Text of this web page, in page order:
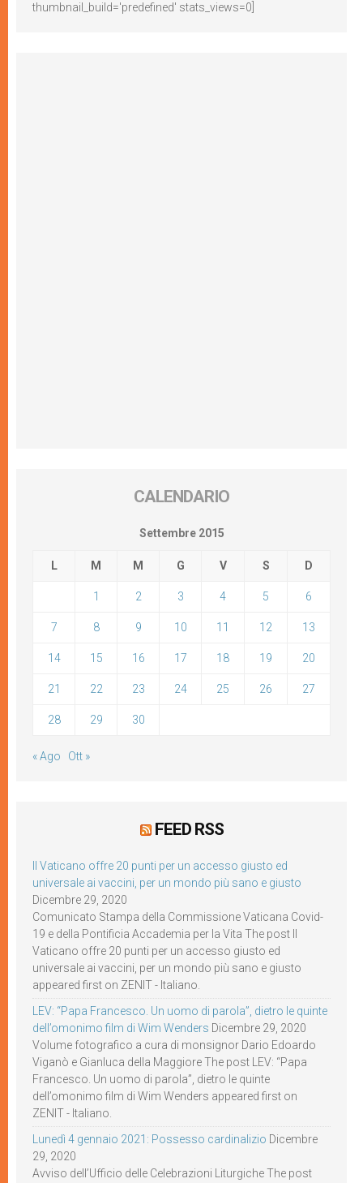
thumbnail_build='predefined' stats_views=0]
CALENDARIO
Settembre 2015
L M M G V S D
1 2 3 4 5 6
7 8 9 10 11 12 13
14 15 16 17 18 19 20
21 22 23 24 25 26 27
28 29 30
« Ago Ott »
FEED RSS
Il Vaticano offre 20 punti per un accesso giusto ed
universale ai vaccini, per un mondo più sano e giusto
Dicembre 29, 2020
Comunicato Stampa della Commissione Vaticana Covid-
19 e della Pontificia Accademia per la Vita The post Il
Vaticano offre 20 punti per un accesso giusto ed
universale ai vaccini, per un mondo più sano e giusto
appeared first on ZENIT - Italiano.
LEV: “Papa Francesco. Un uomo di parola”, dietro le quinte
dell’omonimo film di Wim Wenders Dicembre 29, 2020
Volume fotografico a cura di monsignor Dario Edoardo
Viganò e Gianluca della Maggiore The post LEV: “Papa
Francesco. Un uomo di parola”, dietro le quinte
dell’omonimo film di Wim Wenders appeared first on
ZENIT - Italiano.
Lunedì 4 gennaio 2021: Possesso cardinalizio Dicembre
29, 2020
Avviso dell’Ufficio delle Celebrazioni Liturgiche The post